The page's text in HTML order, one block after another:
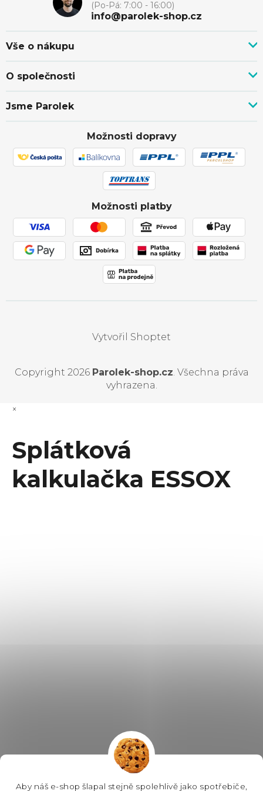
Aby náš e-shop šlapal stejně spolehlivě jako spotřebiče,
t
(Po-Pá: 7:00 - 16:00)
info@parolek-shop.cz
Vše o nákupu
Doprava, platba a služby
Nákup na splátky
Individuální cenová nabídka
Reklamace a vrácení zboží
Zásilka přišla poškozena
O společnosti
Hodnocení obchodu
Affiliate program
Používání souborů cookies
Jsme Parolek
Truhlářství
Možnosti dopravy
Možnosti platby
Vytvořil Shoptet
Copyright 2026 Parolek-shop.cz. Všechna práva
vyhrazena.
×
Splátková
kalkulačka ESSOX